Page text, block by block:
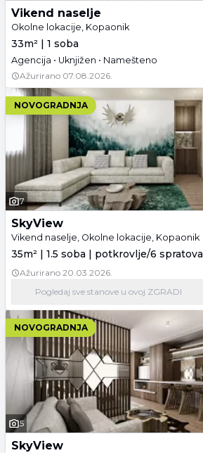
Vikend naselje
Okolne lokacije, Kopaonik
33m² | 1 soba
Agencija • Uknjižen • Namešteno
Ažurirano 07.08.2026.
NOVOGRADNJA
7
SkyView
Vikend naselje, Okolne lokacije, Kopaonik
35m² | 1.5 soba | potkrovlje/6 spratova
Ažurirano 20.03.2026.
Pogledajsve stanove u ovoj ZGRADI
NOVOGRADNJA
5
SkyView